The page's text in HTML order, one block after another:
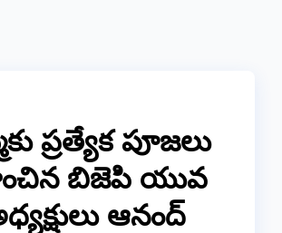
ప్రత్యేక పూజలు
బిజెపి యువ
ఆనంద్